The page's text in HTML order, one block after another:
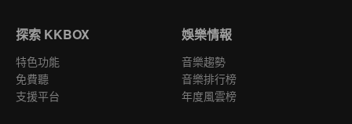
探索 KKBOX
特色功能
免費聽
支援平台
娛樂情報
音樂趨勢
音樂排行榜
年度風雲榜